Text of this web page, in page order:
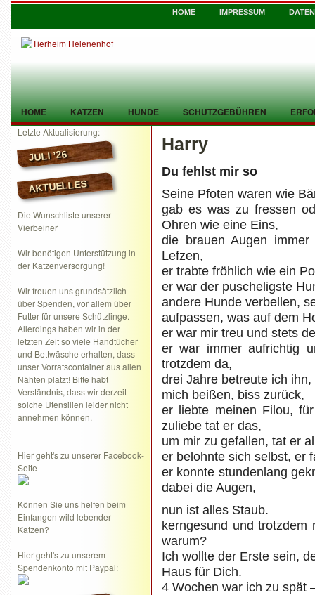
HOME IMPRESSUM
HOME KATZEN HUNDE SCHUTZGEBÜHREN
TIER GEFUNDEN KONTAKT
Letzte Aktualisierung:
JULI ’26
AKTUELLES
Die Wunschliste unserer
Vierbeiner
Wir benötigen Unterstützung in
der Katzenversorgung!
Wir freuen uns grundsätzlich
über Spenden, vor allem über
Futter für unsere Schützlinge.
Allerdings haben wir in der
letzten Zeit so viele Handtücher
und Bettwäsche erhalten, dass
unser Vorratscontainer aus allen
Nähten platzt! Bitte habt
Verständnis, dass wir derzeit
solche Utensilien leider nicht
annehmen können.
Hier geht's zu unserer Facebook-
Seite
Können Sie uns helfen beim
Einfangen wild lebender
Katzen?
Hier geht's zu unserem
Spendenkonto mit Paypal:
Harry
Du fehlst mir so
Seine Pfoten waren wie
gab es was zu fressen
Ohren wie eine Eins,
die brauen Augen
Lefzen,
er trabte fröhlich wie ein
er war der puscheligste
andere Hunde verbellen,
aufpassen, was auf dem
er war mir treu und stets
er war immer aufrichtig
trotzdem da,
drei Jahre betreute ich
mich beißen, biss zurück,
er liebte meinen Filou,
zuliebe tat er das,
um mir zu gefallen, tat er
er belohnte sich selbst, er
er konnte stundenlang
dabei die Augen,
nun ist alles Staub.
kerngesund und trotzdem
warum?
Ich wollte der Erste sein,
Haus für Dich.
4 Wochen war ich zu spät